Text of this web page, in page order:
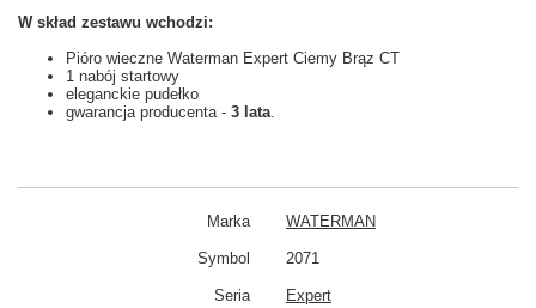
W skład zestawu wchodzi:
Pióro wieczne Waterman Expert Ciemy Brąz CT
1 nabój startowy
eleganckie pudełko
gwarancja producenta - 3 lata.
Marka WATERMAN
Symbol 2071
Seria Expert